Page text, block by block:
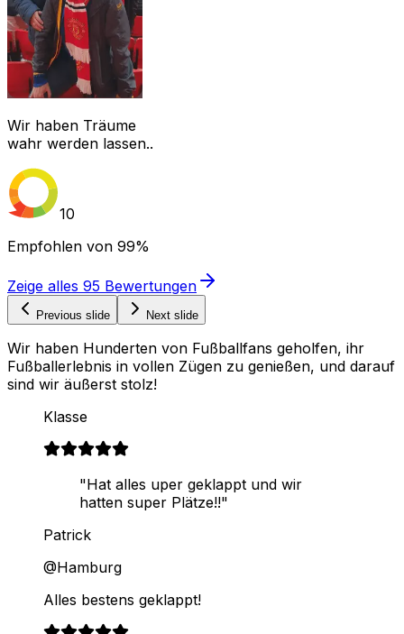
Wir haben Träume
wahr werden lassen..
10
Empfohlen von 99%
Zeige alles 95 Bewertungen
Previous slide Next slide
Wir haben Hunderten von Fußballfans geholfen, ihr
Fußballerlebnis in vollen Zügen zu genießen, und darauf
sind wir äußerst stolz!
Klasse
"Hat alles uper geklappt und wir
hatten super Plätze!!"
Patrick
@Hamburg
Alles bestens geklappt!